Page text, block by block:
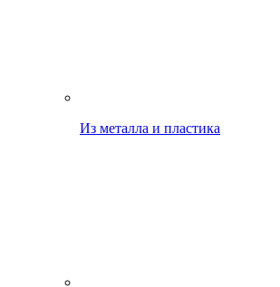
Из металла и пластика